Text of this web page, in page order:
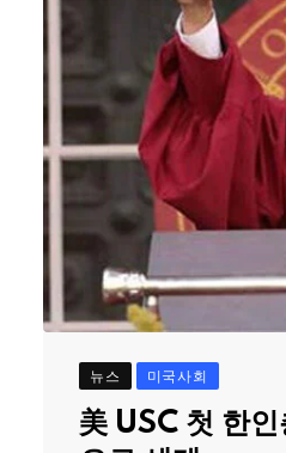
뉴스 미국사회
美 USC 첫 한